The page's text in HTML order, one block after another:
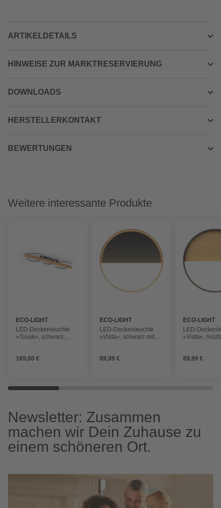
ARTIKELDETAILS
HINWEISE ZUR MARKTRESERVIERUNG
DOWNLOADS
HERSTELLERKONTAKT
BEWERTUNGEN
Weitere interessante Produkte
ECO-LIGHT
LED-Deckenleuchte
»Tovak«, schwarz,
169,00 €
ECO-LIGHT
LED-Deckenleuchte
»Vista«, schwarz mit
89,99 €
ECO-LIGHT
LED-
»Vista«,
89,99 €
Newsletter: Zusammen
machen wir Dein Zuhause zu
einem schöneren Ort.